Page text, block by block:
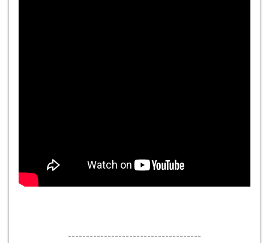
-------------------------------------